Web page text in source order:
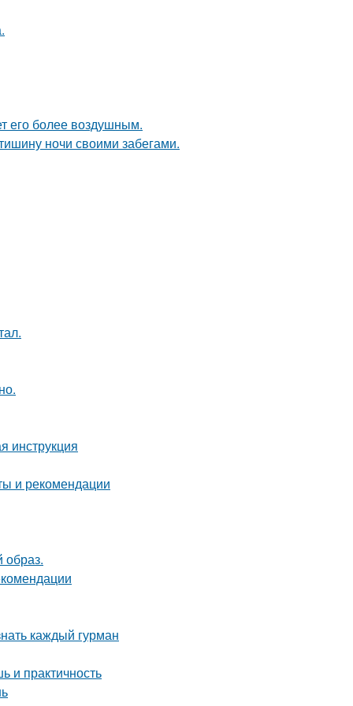
его более воздушным.
ночи своими забегами.
инструкция
и рекомендации
образ.
каждый гурман
и практичность